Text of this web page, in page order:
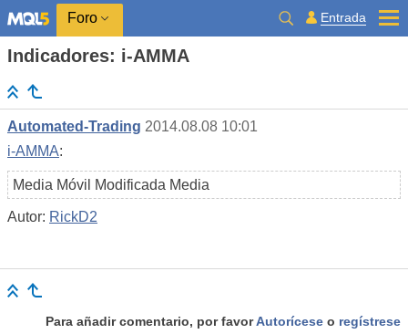
Foro Entrada
Indicadores: i-AMMA
Automated-Trading 2014.08.08 10:01
i-AMMA:
Media Móvil Modificada Media
Autor: RickD2
Para añadir comentario, por favorAutorícese o regístrese